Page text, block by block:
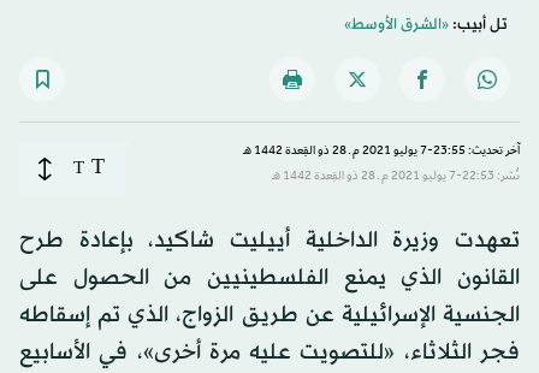
تل أبيب:«الشرق الأوسط»
آخر تحديث: 23:55-7 يوليو 2021 م ـ 28 ذو القِعدة 1442 هـ
نُشر: 22:53-7 يوليو 2021 م ـ 28 ذو القِعدة 1442 هـ
T
T
تعهدت وزيرة الداخلية أييليت شاكيد، بإعادة طرح
القانون الذي يمنع الفلسطينيين من الحصول على
الجنسية الإسرائيلية عن طريق الزواج، الذي تم إسقاطه
فجر الثلاثاء، «للتصويت عليه مرة أخرى»، في الأسابيع